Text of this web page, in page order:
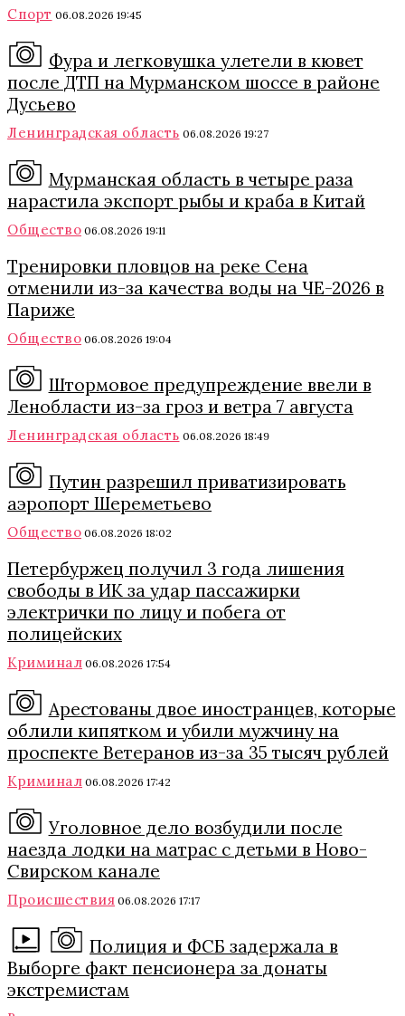
Спорт 06.08.2026 19:45
Фура и легковушка улетели в кювет
после ДТП на Мурманском шоссе в районе
Дусьево
Ленинградская область 06.08.2026 19:27
Мурманская область в четыре раза
нарастила экспорт рыбы и краба в Китай
Общество 06.08.2026 19:11
Тренировки пловцов на реке Сена
отменили из-за качества воды на ЧЕ-2026 в
Париже
Общество 06.08.2026 19:04
Штормовое предупреждение ввели в
Ленобласти из-за гроз и ветра 7 августа
Ленинградская область 06.08.2026 18:49
Путин разрешил приватизировать
аэропорт Шереметьево
Общество 06.08.2026 18:02
Петербуржец получил 3 года лишения
свободы в ИК за удар пассажирки
электрички по лицу и побега от
полицейских
Криминал 06.08.2026 17:54
Арестованы двое иностранцев, которые
облили кипятком и убили мужчину на
проспекте Ветеранов из-за 35 тысяч рублей
Криминал 06.08.2026 17:42
Уголовное дело возбудили после
наезда лодки на матрас с детьми в Ново-
Свирском канале
Происшествия 06.08.2026 17:17
Полиция и ФСБ задержала в
Выборге факт пенсионера за донаты
экстремистам